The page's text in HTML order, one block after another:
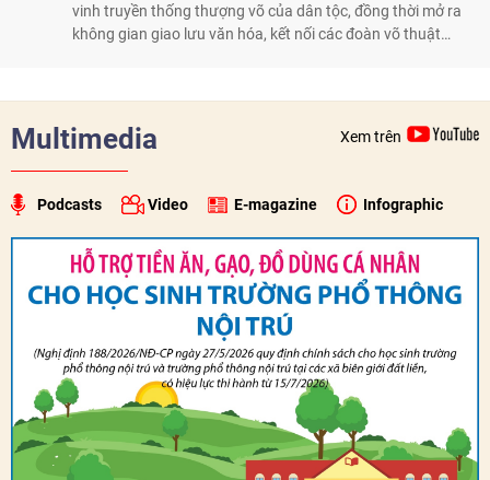
vinh truyền thống thượng võ của dân tộc, đồng thời mở ra
không gian giao lưu văn hóa, kết nối các đoàn võ thuật
Multimedia Xem trên
Podcasts Video E-magazine Infographic